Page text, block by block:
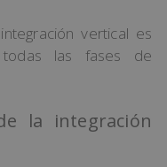
vertical es
las fases de
la integración